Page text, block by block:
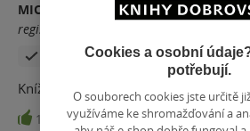
MICHAELA
registrovaný uživatel
Zakoupil produkt
Knížka nezáživná, nudná, vyhozené
12 Kniha,
Cookies a osobní
potřebují.
O souborech cookies jste určitě
využíváme ke shromažďování a